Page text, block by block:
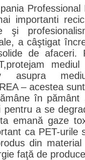
Professional
importanti
şi
a câştigat
de afaceri.
asupra
– acestea
în
a se
emană gaze
ca PET-urile
din
faţă de